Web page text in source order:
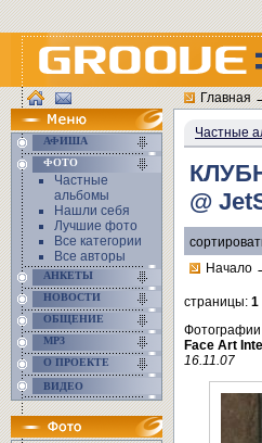
АФИША
ФОТО
Частные
альбомы
Нашли себя
Лучшие фото
Все категории
Все авторы
АНКЕТЫ
НОВОСТИ
ОБЩЕНИЕ
MP3
О ПРОЕКТЕ
ВИДЕО
Главная
Частные
@
Начало
страницы: 1
Фотографии
Face Art
16.11.07